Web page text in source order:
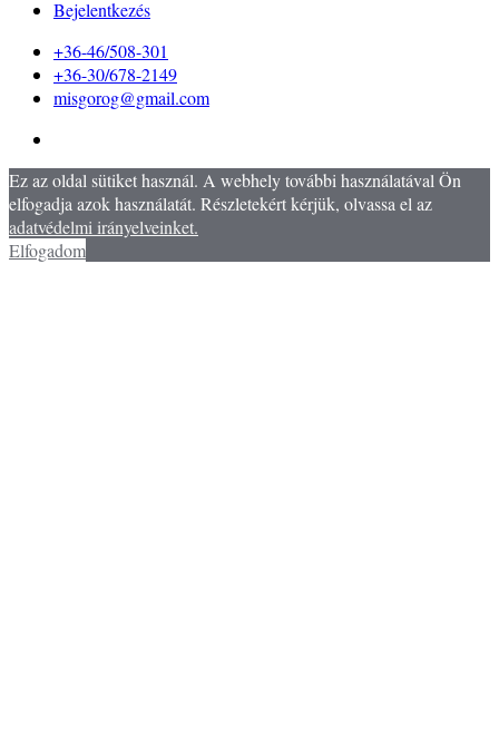
Bejelentkezés
+36-46/508-301
+36-30/678-2149
misgorog@gmail.com
Ez az oldal sütiket használ. A webhely további használatával Ön
elfogadja azok használatát. Részletekért kérjük, olvassa el az
adatvédelmi irányelveinket.
Elfogadom